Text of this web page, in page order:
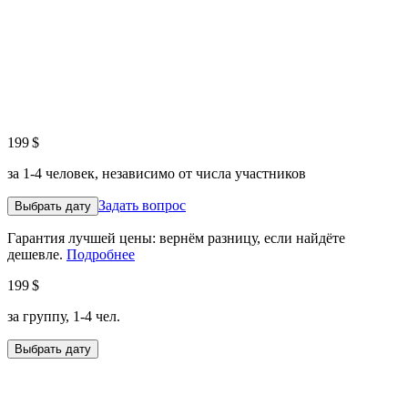
199 $
за 1-4 человек, независимо от числа участников
Выбрать дату Задать вопрос
Гарантия лучшей цены: вернём разницу, если найдёте
дешевле. Подробнее
199 $
за группу, 1-4 чел.
Выбрать дату